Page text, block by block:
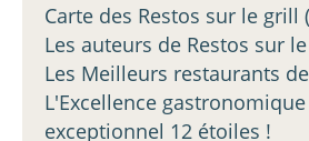
Carte des Restos sur le grill
Les auteurs de Restos sur
Les Meilleurs restaurants
L'Excellence
exceptionnel 12 étoiles !